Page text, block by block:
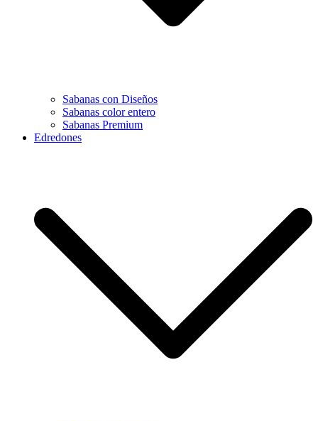
Sabanas con Diseños
Sabanas color entero
Sabanas Premium
Edredones